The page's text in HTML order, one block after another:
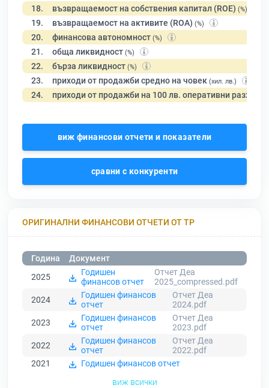
18. възвращаемост на собствения капитал (ROE) (%)
19. възвращаемост на активите (ROA) (%)
20. финансова автономност (%)
21. обща ликвидност (%)
22. бърза ликвидност (%)
23. приходи от продажби средно на човек (хил. лв.)
24. приходи от продажби на 100 лв. оперативни разходи
виж финансови отчети и показатели
сравни с конкуренти
ОРИГИНАЛНИ ФИНАНСОВИ ОТЧЕТИ ОТ ТР
Година
Документ
2025
Годишен
финансов отчет
Отчет Деа
2025_compressed.pdf
2024
Годишен финансов
отчет
Отчет Деа
2024.pdf
2023
Годишен финансов
отчет
Отчет Деа
2023.pdf
2022
Годишен финансов
отчет
Отчет Деа
2022.pdf
2021
Годишен финансов отчет
виж всички